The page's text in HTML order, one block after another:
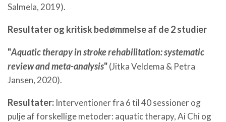
Salmela, 2019).
Resultater og kritisk bedømmelse af de 2 studier
"Aquatic therapy in stroke rehabilitation: systematic
review and meta-analysis"(Jitka Veldema & Petra
Jansen, 2020).
Resultater: Interventioner fra 6 til 40 sessioner og
pulje af forskellige metoder: aquatic therapy, Ai Chi og